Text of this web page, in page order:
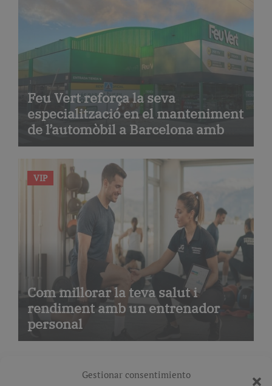
Gestionar consentimiento
Feu Vert reforça la seva
especialització en el manteniment
de l’automòbil a Barcelona amb
serveis de taller i mecànica
avançada
VIP
Com millorar la teva salut i
rendiment amb un entrenador
personal